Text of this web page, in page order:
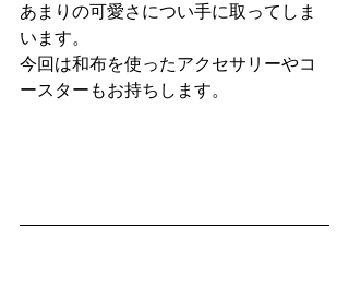
あまりの可愛さについ手に取ってしま
います。
今回は和布を使ったアクセサリーやコ
ースターもお持ちします。